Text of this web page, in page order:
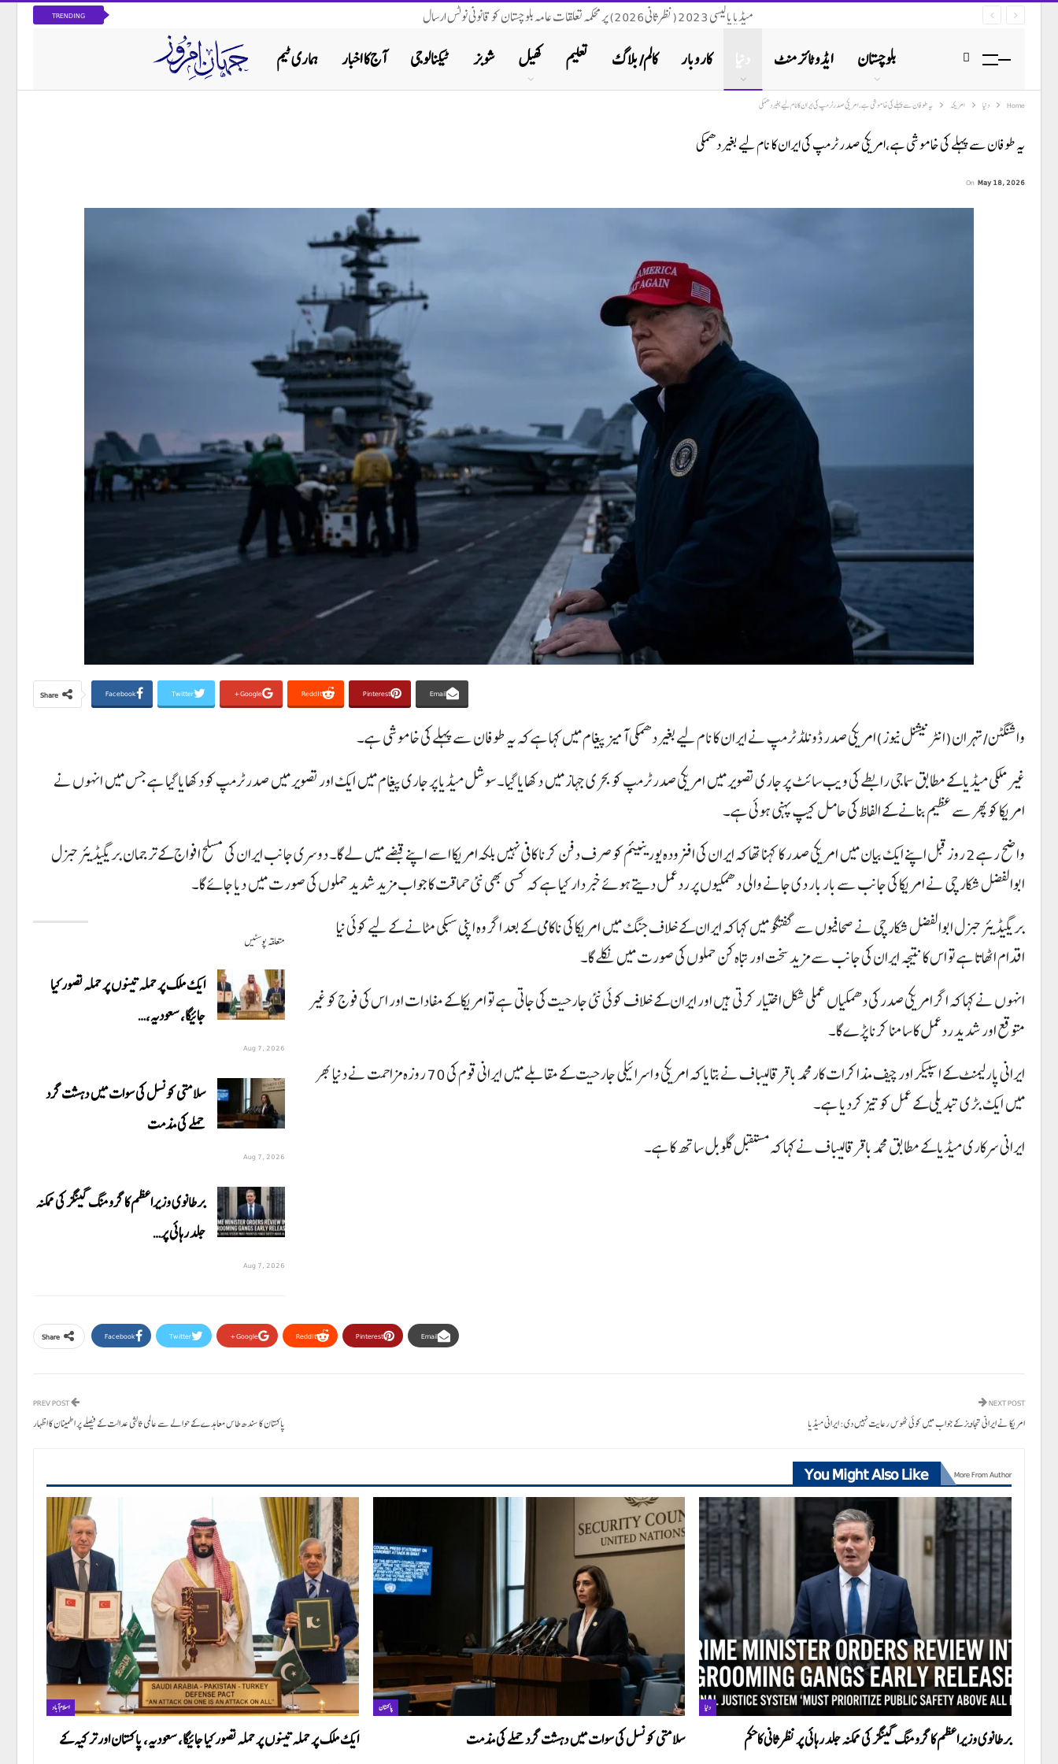
TRENDING میڈیا پالیسی 2023 (نظرثانی 2026) پر محکمہ تعلقات عامہ بلوچستان کو قانونی نوٹس ارسال
ہماری ٹیم آج کا اخبار ٹیکنالوجی شوبز کھیل تعلیم کالم/ بلاگ کاروبار ایڈوٹائزمنٹ بلوچستان
Home دنیا امریکہ یہ طوفان سے پہلے کی خاموشی ہے،امریکی صدر ٹرمپ کی ایران کا نام لیے بغیر دھمکی
یہ طوفان سے پہلے کی خاموشی ہے،امریکی صدر ٹرمپ کی ایران کا نام لیے بغیر دھمکی
On May 18, 2026
Share Facebook Twitter Google+ ReddIt Pinterest Email
واشنگٹن/تہران(انٹرنیشنل نیوز)امریکی صدر ڈونلڈ ٹرمپ نے ایران کا نام لیے بغیر دھمکی آمیز پیغام میں کہا ہے کہ یہ طوفان سے پہلے کی خاموشی ہے۔
غیر ملکی میڈیا کے مطابق سماجی رابطے کی ویب سائٹ پر جاری تصویر میں امریکی صدر ٹرمپ کو بحری جہاز میں دکھایا گیا۔سوشل میڈیا پر جاری پیغام میں ایک اور تصویر میں صدر ٹرمپ کو دکھایا گیا ہے جس میں انہوں نے
امریکا کو پھر سے عظیم بنانے کے الفاظ کی حامل کیپ پہنی ہوئی ہے۔
واضح رہے 2 روز قبل اپنے ایک بیان میں امریکی صدر کا کہنا تھا کہ ایران کی افزودہ یورینیئم کو صرف دفن کرنا کافی نہیں بلکہ امریکا اسے اپنے قبضے میں لے گا۔ دوسری جانب ایران کی مسلح افواج کے ترجمان بریگیڈیئر جنرل
ابوالفضل شکارچی نے امریکا کی جانب سے بار بار دی جانے والی دھمکیوں پر ردعمل دیتے ہوئے خبردار کیا ہے کہ کسی بھی نئی حماقت کا جواب مزید شدید حملوں کی صورت میں دیا جائے گا۔
متعلقہ پوسٹیں
ایک ملک پر حملہ تینوں پر حملہ تصور کیا
جائیگا، سعودیہ،…
Aug 7, 2026
سلامتی کونسل کی سوات میں دہشت گرد
حملے کی مذمت
Aug 7, 2026
برطانوی وزیراعظم کا گرومنگ گینگز کی ممکنہ
جلد رہائی پر…
Aug 7, 2026
بریگیڈیئر جنرل ابوالفضل شکارچی نے صحافیوں سے گفتگو میں کہا کہ ایران کے خلاف جنگ میں امریکا کی ناکامی کے بعد اگر وہ اپنی سبکی مٹانے کے لیے کوئی نیا
اقدام اٹھاتا ہے تو اس کا نتیجہ ایران کی جانب سے مزید سخت اور تباہ کن حملوں کی صورت میں نکلے گا۔
انہوں نے کہا کہ اگر امریکی صدر کی دھمکیاں عملی شکل اختیار کرتی ہیں اور ایران کے خلاف کوئی نئی جارحیت کی جاتی ہے تو امریکا کے مفادات اور اس کی فوج کو غیر
متوقع اور شدید ردعمل کا سامنا کرنا پڑے گا۔
ایرانی پارلیمنٹ کے اسپیکر اور چیف مذاکرات کارمحمد باقر قالیباف نے بتایا کہ امریکی و اسرائیلی جارحیت کے مقابلے میں ایرانی قوم کی 70 روزہ مزاحمت نے دنیا بھر
میں ایک بڑی تبدیلی کے عمل کو تیز کردیا ہے۔
ایرانی سرکاری میڈیا کے مطابق محمد باقر قالیباف نے کہا کہ مستقبل گلوبل ساتھ کا ہے۔
Share Facebook Twitter Google+ ReddIt Pinterest Email
پاکستان کا سندھ طاس معاہدے کے حوالے سے عالمی ثالثی عدالت کے فیصلے پر اطمینان کا اظہار
NEXT POST
امریکا نے ایرانی تجاویز کے جواب میں کوئی ٹھوس رعایت نہیں دی: ایرانی میڈیا
You Might Also Like More From Author
اسلام آباد
ایک ملک پر حملہ تینوں پر حملہ تصور کیا جائیگا، سعودیہ، پاکستان اور ترکیہ کے
پاکستان
سلامتی کونسل کی سوات میں دہشت گرد حملے کی مذمت
دنیا
برطانوی وزیراعظم کا گرومنگ گینگز کی ممکنہ جلد رہائی پر نظرثانی کاحکم